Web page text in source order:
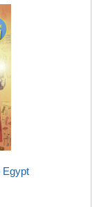
Egypt